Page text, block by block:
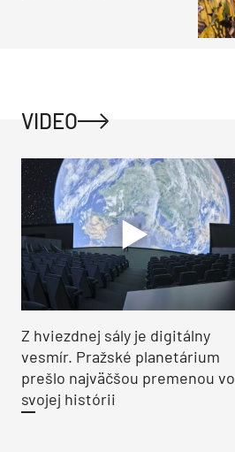
VIDEO
Z hviezdnej sály je digitálny
vesmír. Pražské planetárium
prešlo najväčšou premenou vo
svojej histórii